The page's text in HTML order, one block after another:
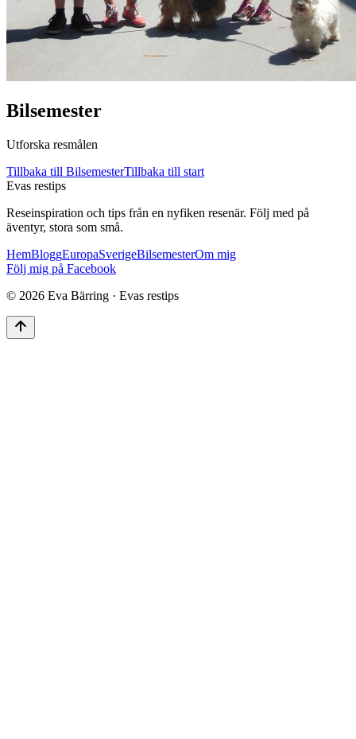
Bilsemester
Utforska resmålen
Tillbaka till BilsemesterTillbaka till start
Evas restips
Reseinspiration och tips från en nyfiken resenär. Följ med på
äventyr, stora som små.
HemBloggEuropaSverigeBilsemesterOm mig
Följ mig på Facebook
© 2026 Eva Bärring · Evas restips